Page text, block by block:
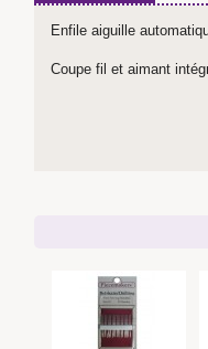
Enfile aiguille
Coupe fil et aimant